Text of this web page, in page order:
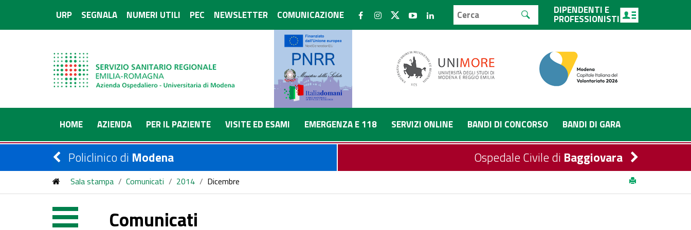
URP SEGNALA NUMERI UTILI PEC NEWSLETTER COMUNICAZIONE DIPENDENTI E
PROFESSIONISTI
HOME AZIENDA PER IL PAZIENTE VISITE ED ESAMI EMERGENZA E 118 SERVIZI ONLINE BANDI DI CONCORSO BANDI DI GARA
Policlinico di Modena Ospedale Civile di Baggiovara
Sala stampa / Comunicati / 2014 / Dicembre
Comunicati